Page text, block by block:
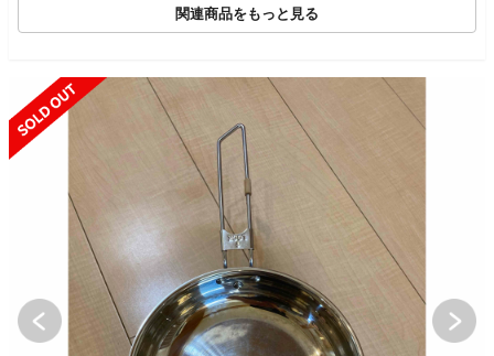
関連商品をもっと見る